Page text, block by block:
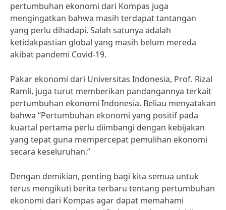
pertumbuhan ekonomi dari Kompas juga
mengingatkan bahwa masih terdapat tantangan
yang perlu dihadapi. Salah satunya adalah
ketidakpastian global yang masih belum mereda
akibat pandemi Covid-19.
Pakar ekonomi dari Universitas Indonesia, Prof. Rizal
Ramli, juga turut memberikan pandangannya terkait
pertumbuhan ekonomi Indonesia. Beliau menyatakan
bahwa “Pertumbuhan ekonomi yang positif pada
kuartal pertama perlu diimbangi dengan kebijakan
yang tepat guna mempercepat pemulihan ekonomi
secara keseluruhan.”
Dengan demikian, penting bagi kita semua untuk
terus mengikuti berita terbaru tentang pertumbuhan
ekonomi dari Kompas agar dapat memahami